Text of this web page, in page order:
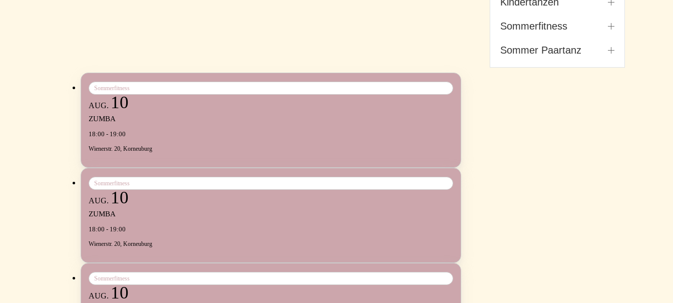
Sommerfitness
AUG. 10
ZUMBA
18:00 - 19:00
Wienerstr. 20, Korneuburg
Sommerfitness
AUG. 10
ZUMBA
18:00 - 19:00
Wienerstr. 20, Korneuburg
Sommerfitness
AUG. 10
Sommerfitness
Sommer Paartanz